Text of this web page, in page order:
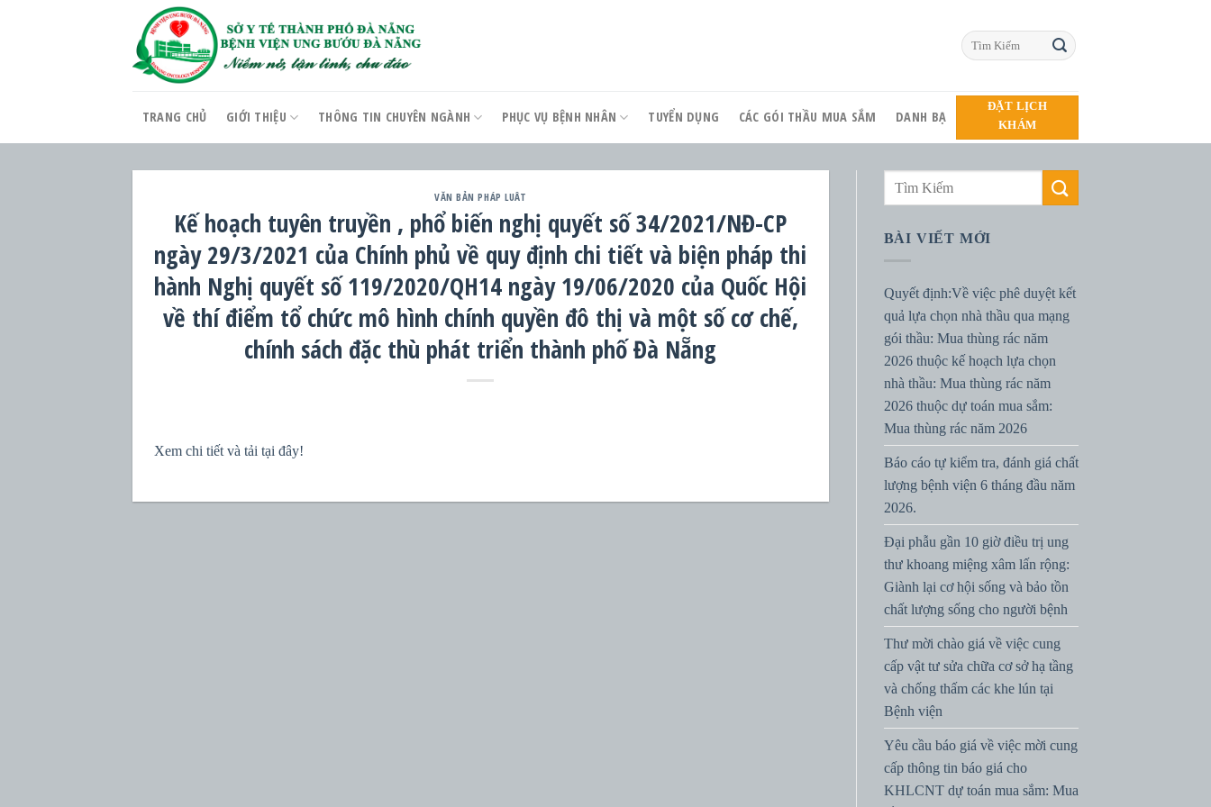
TRANG CHỦ GIỚI THIỆU THÔNG TIN CHUYÊN NGÀNH PHỤC VỤ BỆNH NHÂN TUYỂN DỤNG CÁC GÓI THẦU MUA SẮM DANH BẠ
ĐẶT LỊCH
KHÁM
VĂN BẢN PHÁP LUÂT
Kế hoạch tuyên truyền , phổ biến nghị quyết số 34/2021/NĐ-CP
ngày 29/3/2021 của Chính phủ về quy định chi tiết và biện pháp thi
hành Nghị quyết số 119/2020/QH14 ngày 19/06/2020 của Quốc Hội
về thí điểm tổ chức mô hình chính quyền đô thị và một số cơ chế,
chính sách đặc thù phát triển thành phố Đà Nẵng
Xem chi tiết và tải tại đây!
BÀI VIẾT MỚI
Quyết định:Về việc phê duyệt kết
quả lựa chọn nhà thầu qua mạng
gói thầu: Mua thùng rác năm
2026 thuộc kế hoạch lựa chọn
nhà thầu: Mua thùng rác năm
2026 thuộc dự toán mua sắm:
Mua thùng rác năm 2026
Báo cáo tự kiểm tra, đánh giá chất
lượng bệnh viện 6 tháng đầu năm
2026.
Đại phẫu gần 10 giờ điều trị ung
thư khoang miệng xâm lấn rộng:
Giành lại cơ hội sống và bảo tồn
chất lượng sống cho người bệnh
Thư mời chào giá về việc cung
cấp vật tư sửa chữa cơ sở hạ tầng
và chống thấm các khe lún tại
Bệnh viện
Yêu cầu báo giá về việc mời cung
cấp thông tin báo giá cho
KHLCNT dự toán mua sắm: Mua